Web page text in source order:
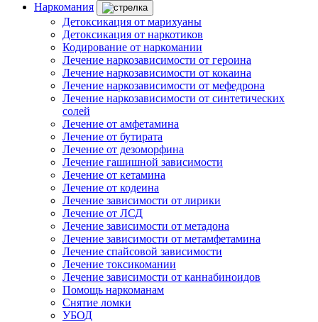
Наркомания
Детоксикация от марихуаны
Детоксикация от наркотиков
Кодирование от наркомании
Лечение наркозависимости от героина
Лечение наркозависимости от кокаина
Лечение наркозависимости от мефедрона
Лечение наркозависимости от синтетических
солей
Лечение от амфетамина
Лечение от бутирата
Лечение от дезоморфина
Лечение гашишной зависимости
Лечение от кетамина
Лечение от кодеина
Лечение зависимости от лирики
Лечение от ЛСД
Лечение зависимости от метадона
Лечение зависимости от метамфетамина
Лечение спайсовой зависимости
Лечение токсикомании
Лечение зависимости от каннабиноидов
Помощь наркоманам
Снятие ломки
УБОД